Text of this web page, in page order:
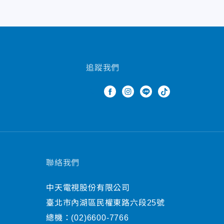
追蹤我們
聯絡我們
中天電視股份有限公司
臺北市內湖區民權東路六段25號
總機： (02)6600-7766